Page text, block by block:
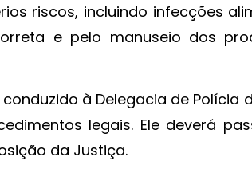
riscos, incluindo infecções
e pelo manuseio dos
à Delegacia de Polícia
legais. Ele deverá
da Justiça.